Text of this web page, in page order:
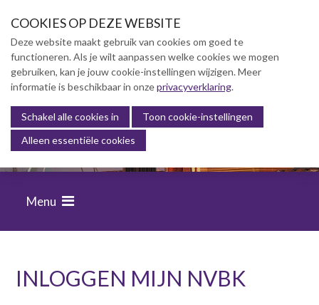
FINANCIËLE BEHEERSING VAN
BOUWPROJECTEN
Menu
INLOGGEN MIJN NVBK
Over NVBK
NVBK Leden
Lidmaatschap
Kennisbank
Contact
COOKIES OP DEZE WEBSITE
Deze website maakt gebruik van cookies om goed te
functioneren. Als je wilt aanpassen welke cookies we mogen
gebruiken, kan je jouw cookie-instellingen wijzigen. Meer
informatie is beschikbaar in onzeprivacyverklaring.
Schakel alle cookies in
Toon cookie-instellingen
Alleen essentiële cookies